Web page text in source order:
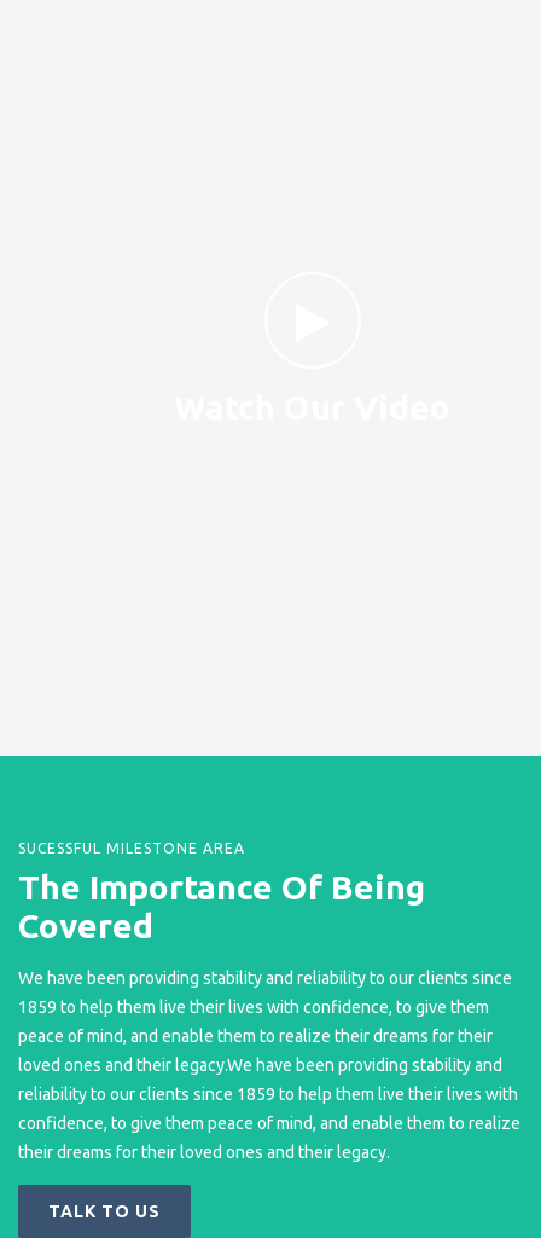
SUCESSFUL MILESTONE AREA
The Importance Of Being
Covered
We have been providing stability and reliability to our clients since
1859 to help them live their lives with confidence, to give them
peace of mind, and enable them to realize their dreams for their
loved ones and their legacy.We have been providing stability and
reliability to our clients since 1859 to help them live their lives with
confidence, to give them peace of mind, and enable them to realize
their dreams for their loved ones and their legacy.
TALK TO US